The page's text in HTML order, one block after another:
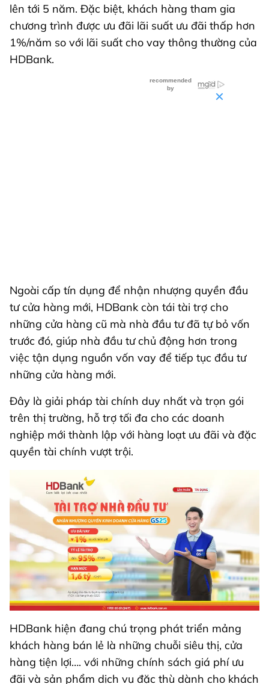
lên tới 5 năm. Đặc biệt, khách hàng tham gia
chương trình được ưu đãi lãi suất ưu đãi thấp hơn
1%/năm so với lãi suất cho vay thông thường của
HDBank.
Ngoài cấp tín dụng để nhận nhượng quyền đầu
tư cửa hàng mới, HDBank còn tái tài trợ cho
những cửa hàng cũ mà nhà đầu tư đã tự bỏ vốn
trước đó, giúp nhà đầu tư chủ động hơn trong
việc tận dụng nguồn vốn vay để tiếp tục đầu tư
những cửa hàng mới.
Đây là giải pháp tài chính duy nhất và trọn gói
trên thị trường, hỗ trợ tối đa cho các doanh
nghiệp mới thành lập với hàng loạt ưu đãi và đặc
quyền tài chính vượt trội.
HDBank hiện đang chú trọng phát triển mảng
khách hàng bán lẻ là những chuỗi siêu thị, cửa
hàng tiện lợi…. với những chính sách giá phí ưu
đãi và sản phẩm dịch vụ đặc thù dành cho khách